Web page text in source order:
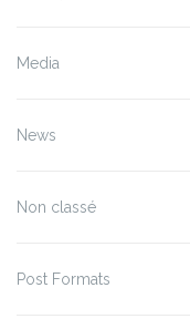
Media
News
Non classé
Post Formats